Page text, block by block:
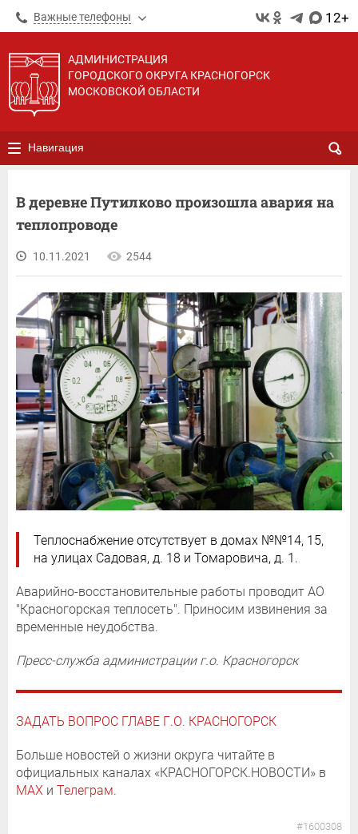
Важные телефоны 12+
АДМИНИСТРАЦИЯ
ГОРОДСКОГО ОКРУГА КРАСНОГОРСК
МОСКОВСКОЙ ОБЛАСТИ
Навигация
В деревне Путилково произошла авария на
теплопроводе
10.11.2021 2544
Теплоснабжение отсутствует в домах №№14, 15,
на улицах Садовая, д. 18 и Томаровича, д. 1.
Аварийно-восстановительные работы проводит АО
"Красногорская теплосеть". Приносим извинения за
временные неудобства.
Пресс-служба администрации г.о. Красногорск
ЗАДАТЬ ВОПРОС ГЛАВЕ Г.О. КРАСНОГОРСК
Больше новостей о жизни округа читайте в
официальных каналах «КРАСНОГОРСК.НОВОСТИ» в
MAX и Телеграм.
#1600308